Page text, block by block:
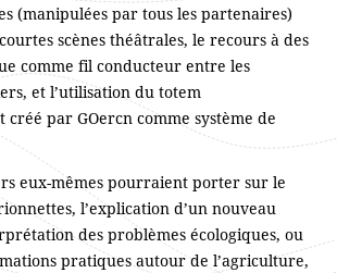
(manipulées par tous les partenaires)
scènes théâtrales, le recours à des
comme fil conducteur entre les
et l’utilisation du totem
créé par GOercn comme système de
eux-mêmes pourraient porter sur le
l’explication d’un nouveau
des problèmes écologiques, ou
pratiques autour de l’agriculture,